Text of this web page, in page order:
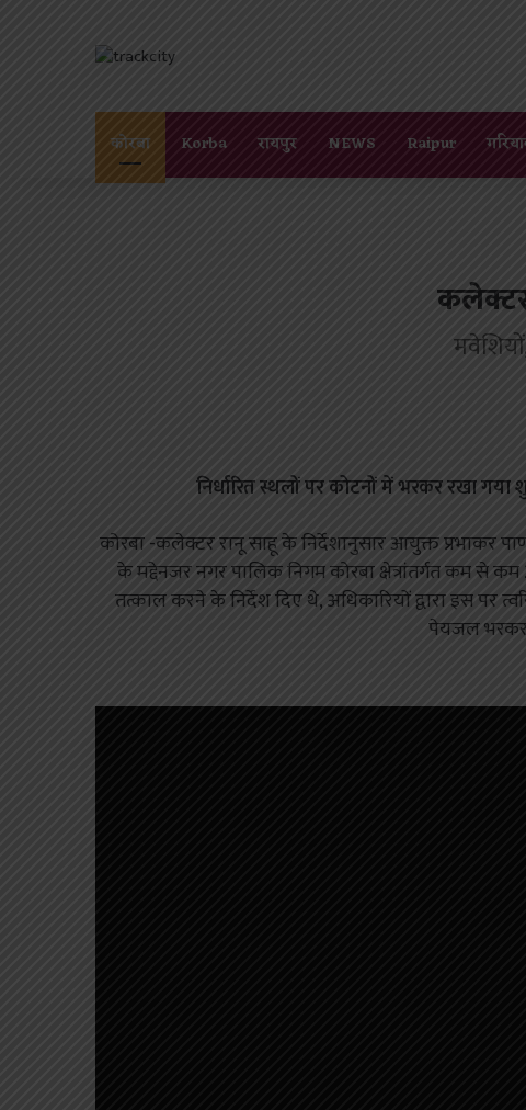
कोरबा Korba रायपुर NEWS Raipur
निर्धारित स्थलों पर कोटनों में भरकर रखा
कोरबा -कलेक्टर रानू साहू के निर्देशानुसार आयुक्त प्रभाकर
के मद्देनजर नगर पालिक निगम कोरबा क्षेत्रांतर्गत कम से
तत्काल करने के निर्देश दिए थे, अधिकारियों द्वारा इस पर
पेयजल भरकर